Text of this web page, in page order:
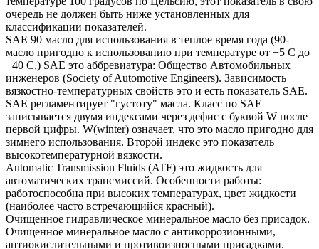
очередь не должен быть ниже установленных для
классификации показателей.
SAE 90 масло для использования в теплое время года (90-
масло пригодно к использованию при температуре от +5 С до
+40 С,) SAE это аббревиатура: Общество Автомобильных
инженеров (Society of Automotive Engineers). Зависимость
вязкостно-температурных свойств это и есть показатель SAE.
SAE регламентирует "густоту" масла. Класс по SAE
записывается двумя индексами через дефис с буквой W после
первой цифры. W(winter) означает, что это масло пригодно для
зимнего использования. Второй индекс это показатель
высокотемпературной вязкости.
Automatic Transmission Fluids (ATF) это жидкость для
автоматических трансмиссий. Особенности работы:
работоспособна при высоких температурах, цвет жидкости
(наиболее часто встречающийся красный).
Очищенное гидравлическое минеральное масло без присадок.
Очищенное минеральное масло с антикоррозионными,
антиокислительными и противоизносными присадками.